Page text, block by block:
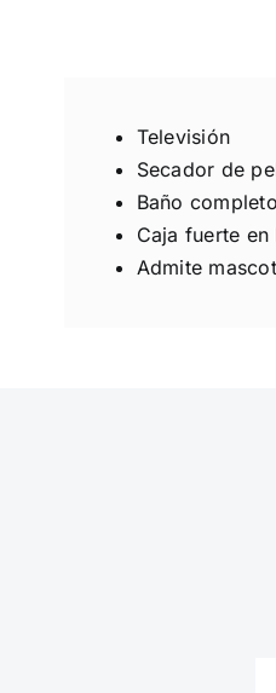
Televisión
Secador de
Baño
Caja fuerte
Admite